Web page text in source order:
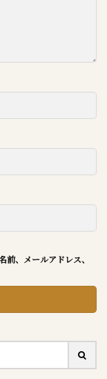
、メールアドレス、